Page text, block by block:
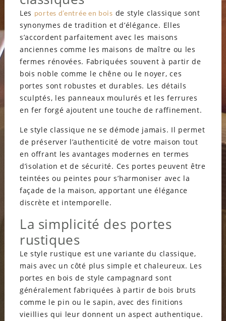
Les portes d’entrée en bois de style classique sont
synonymes de tradition et d’élégance. Elles
s’accordent parfaitement avec les maisons
anciennes comme les maisons de maître ou les
fermes rénovées. Fabriquées souvent à partir de
bois noble comme le chêne ou le noyer, ces
portes sont robustes et durables. Les détails
sculptés, les panneaux moulurés et les ferrures
en fer forgé ajoutent une touche de raffinement.
Le style classique ne se démode jamais. Il permet
de préserver l’authenticité de votre maison tout
en offrant les avantages modernes en termes
d’isolation et de sécurité. Ces portes peuvent être
teintées ou peintes pour s’harmoniser avec la
façade de la maison, apportant une élégance
discrète et intemporelle.
La simplicité des portes
rustiques
Le style rustique est une variante du classique,
mais avec un côté plus simple et chaleureux. Les
portes en bois de style campagnard sont
généralement fabriquées à partir de bois bruts
comme le pin ou le sapin, avec des finitions
vieillies qui leur donnent un aspect authentique.